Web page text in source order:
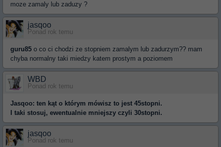
moze zamaly lub zaduzy ?
jasqoo
Ponad rok temu
guru85 o co ci chodzi ze stopniem zamalym lub zadurzym?? mam
chyba normalny taki miedzy katem prostym a poziomem
WBD
Ponad rok temu
Jasqoo: ten kąt o którym mówisz to jest 45stopni.
I taki stosuj, ewentualnie mniejszy czyli 30stopni.
jasqoo
Ponad rok temu